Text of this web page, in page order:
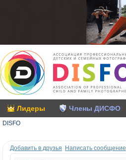
Лидеры Члены ДИСФО
DISFO
Добавить в друзья Написать сообщение